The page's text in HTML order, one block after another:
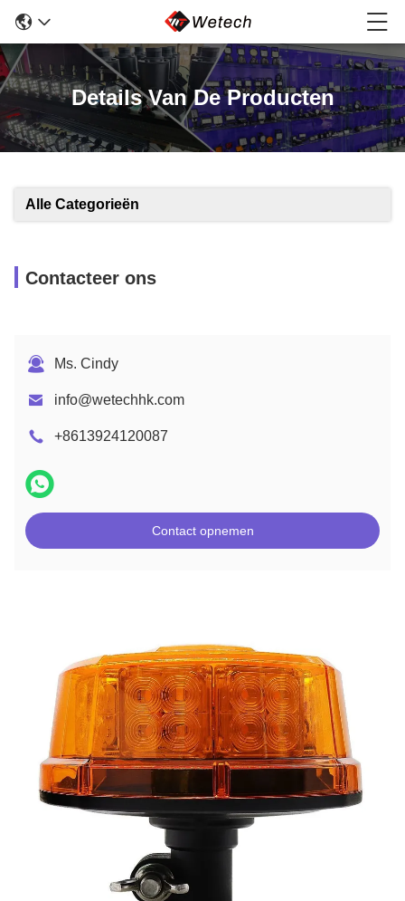
Details Van De Producten
Alle Categorieën
Contacteer ons
Ms. Cindy
info@wetechhk.com
+8613924120087
Contact opnemen